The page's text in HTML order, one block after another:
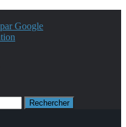
Google